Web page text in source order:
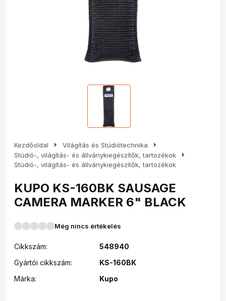
Kezdőoldal arrow_right Világítás és Stúdiótechnika arrow_right
Stúdió-, világítás- és állványkiegészítők, tartozékok arrow_right
Stúdió-, világítás- és állványkiegészítők, tartozékok
KUPO KS-160BK SAUSAGE
CAMERA MARKER 6" BLACK
Még nincs értékelés
Cikkszám:
548940
Gyártói cikkszám:
KS-160BK
Márka:
Kupo